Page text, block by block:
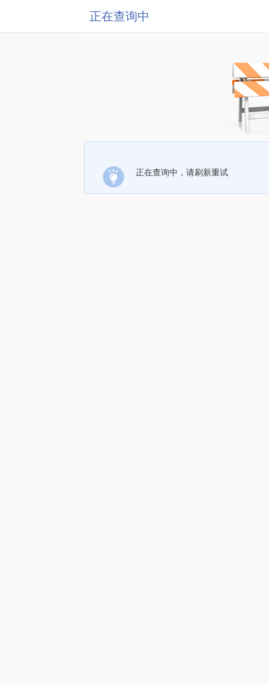
正在查询中
正在查询中，请刷新重试